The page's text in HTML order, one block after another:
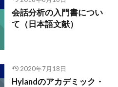
会話分析の入門書につい
て（日本語文献）
2020年7月18日
Hylandのアカデミック・